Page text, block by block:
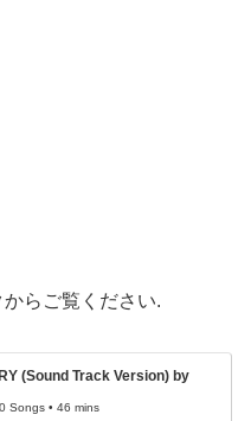
らご覧ください.
(Sound Track Version) by
Songs • 46 mins